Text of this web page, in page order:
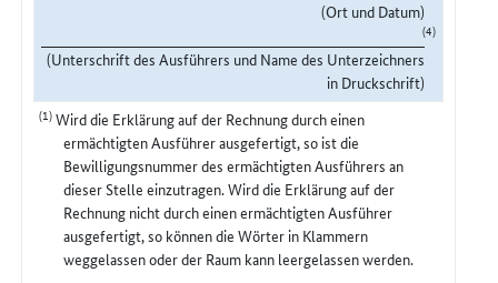
(Ort und Datum)
(4)
(Unterschrift des Ausführers und Name des Unterzeichners
in Druckschrift)
(1)Wird die Erklärung auf der Rechnung durch einen
ermächtigten Ausführer ausgefertigt, so ist die
Bewilligungsnummer des ermächtigten Ausführers an
dieser Stelle einzutragen. Wird die Erklärung auf der
Rechnung nicht durch einen ermächtigten Ausführer
ausgefertigt, so können die Wörter in Klammern
weggelassen oder der Raum kann leergelassen werden.